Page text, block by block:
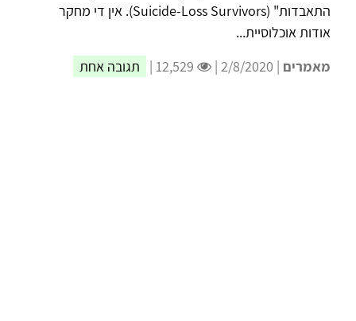
התאבדות" (Suicide-Loss Survivors). אין די מחקר
אודות אוכלוסיית...
מאמרים | 2/8/2020 | תגובה אחת